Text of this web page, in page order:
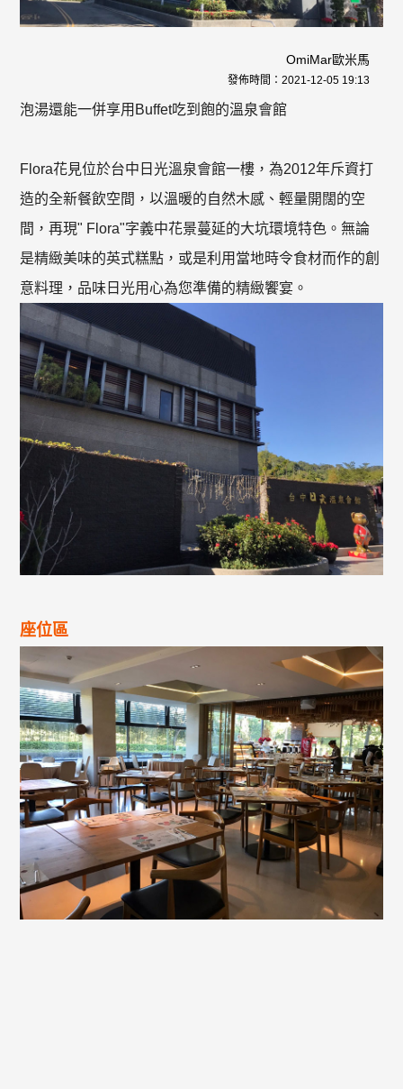
OmiMar歐米馬
發佈時間： 2021-12-05 19:13
泡湯還能一併享用Buffet吃到飽的溫泉會館
Flora花見位於台中日光溫泉會館一樓，為2012年斥資打
造的全新餐飲空間，以溫暖的自然木感、輕量開闊的空
間，再現" Flora"字義中花景蔓延的大坑環境特色。無論
是精緻美味的英式糕點，或是利用當地時令食材而作的創
意料理，品味日光用心為您準備的精緻饗宴。
座位區